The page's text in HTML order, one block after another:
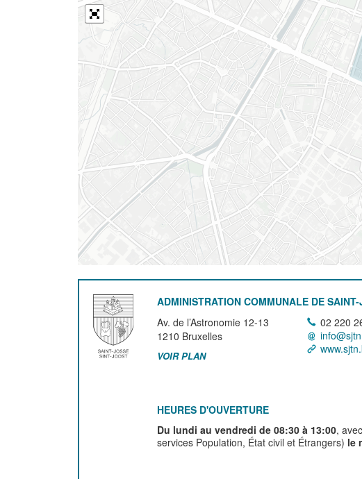
ADMINISTRATION COMMUNALE DE
Av. de l’Astronomie 12-13
1210 Bruxelles
VOIR PLAN
02 220
HEURES D'OUVERTURE
Du lundi au vendredi de 08:30 à 13:00,
services Population, État civil et Étrangers) le